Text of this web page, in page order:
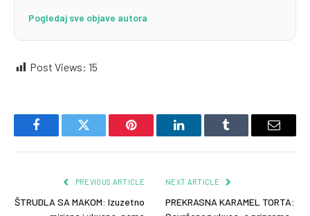
Pogledaj sve objave autora
Post Views: 15
FacebookTwitter Pinterest LinkedInTumblr Email
PREVIOUS ARTICLE
ŠTRUDLA SA MAKOM: Izuzetno
NEXT ARTICLE
PREKRASNA KARAMEL TORTA: